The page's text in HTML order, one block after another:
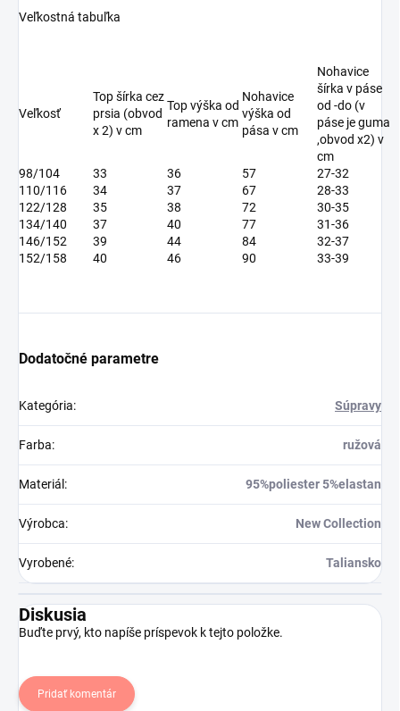
Veľkostná tabuľka
Veľkosť
Top šírka cez
prsia (obvod
x 2) v cm
Top výška od
ramena v cm
Nohavice
výška od
pása v cm
Nohavice
šírka v páse
od -do (v
páse je guma
,obvod x2) v
cm
98/104
33 36 57
27-32
110/116
34 37 67
28-33
122/128
35 38 72
30-35
134/140
37 40 77
31-36
146/152
39 44 84
32-37
152/158
40 46 90 33-39
Dodatočné parametre
Kategória: Súpravy
Farba: ružová
Materiál : 95%poliester 5%elastan
Výrobca: New Collection
Vyrobené: Taliansko
Diskusia
Buďte prvý, kto napíše príspevok k tejto položke.
Pridať komentár